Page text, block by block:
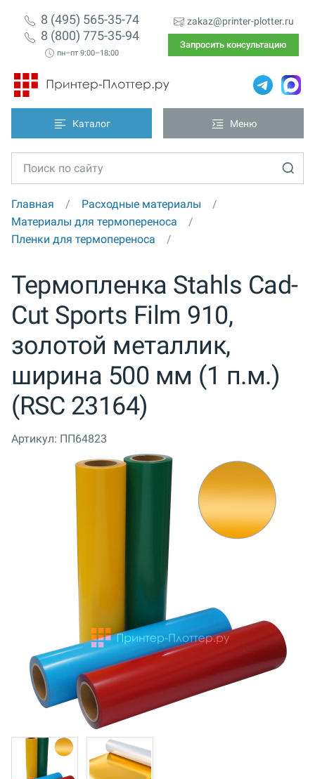
8 (495) 565-35-74
8 (800) 775-35-94
пн–пт 9:00–18:00
zakaz@printer-plotter.ru
Запросить консультацию
Каталог Меню
Главная
Расходные материалы
Материалы для термопереноса
Пленки для термопереноса
Термопленка Stahls Cad-
Cut Sports Film 910,
золотой металлик,
ширина 500 мм (1 п.м.)
(RSC 23164)
Артикул: ПП64823